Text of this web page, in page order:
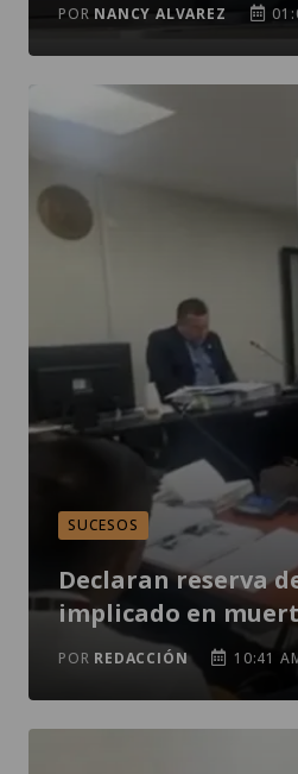
POR NANCY ALVAREZ
SUCESOS
Declaran reserva
implicado en
POR REDACCIÓN 10:41